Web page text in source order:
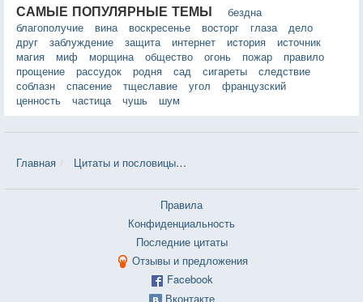
САМЫЕ ПОПУЛЯРНЫЕ ТЕМЫ
бездна
благополучие
вина воскресенье восторг глаза
дело
друг
заблуждение защита интернет история
источник
магия
миф морщина общество огонь пожар
правило
прощение
рассудок родня сад сигареты
следствие
соблазн
спасение тщеславие угол
французский
ценность
частица чушь шум
Главная Цитаты и пословицы
Правила
Конфиденциальность
Последние цитаты
Отзывы и предложения
Facebook
Вконтакте